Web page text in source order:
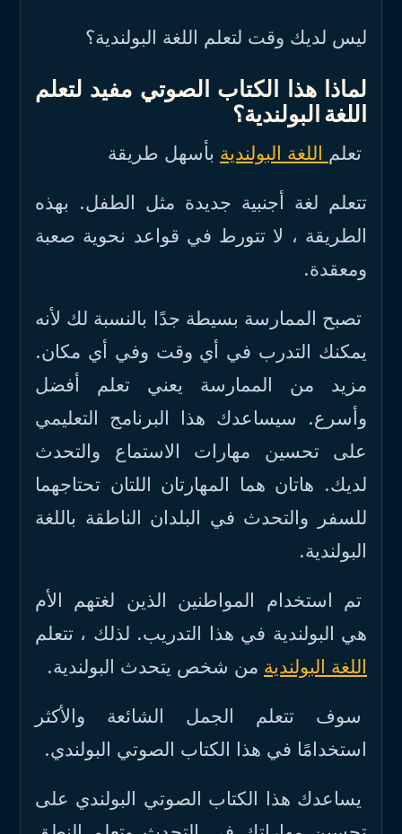
ليس لديك وقت لتعلم اللغة البولندية؟
لماذا هذا الكتاب الصوتي مفيد لتعلم
اللغة البولندية؟
تعلم اللغة البولندية بأسهل طريقة
تتعلم لغة أجنبية جديدة مثل الطفل. بهذه
الطريقة ، لا تتورط في قواعد نحوية صعبة
ومعقدة.
تصبح الممارسة بسيطة جدًا بالنسبة لك لأنه
يمكنك التدرب في أي وقت وفي أي مكان.
مزيد من الممارسة يعني تعلم أفضل
وأسرع. سيساعدك هذا البرنامج التعليمي
على تحسين مهارات الاستماع والتحدث
لديك. هاتان هما المهارتان اللتان تحتاجهما
للسفر والتحدث في البلدان الناطقة باللغة
البولندية.
تم استخدام المواطنين الذين لغتهم الأم
هي البولندية في هذا التدريب. لذلك ، تتعلم
اللغة البولندية من شخص يتحدث البولندية.
سوف تتعلم الجمل الشائعة والأكثر
استخدامًا في هذا الكتاب الصوتي البولندي.
يساعدك هذا الكتاب الصوتي البولندي على